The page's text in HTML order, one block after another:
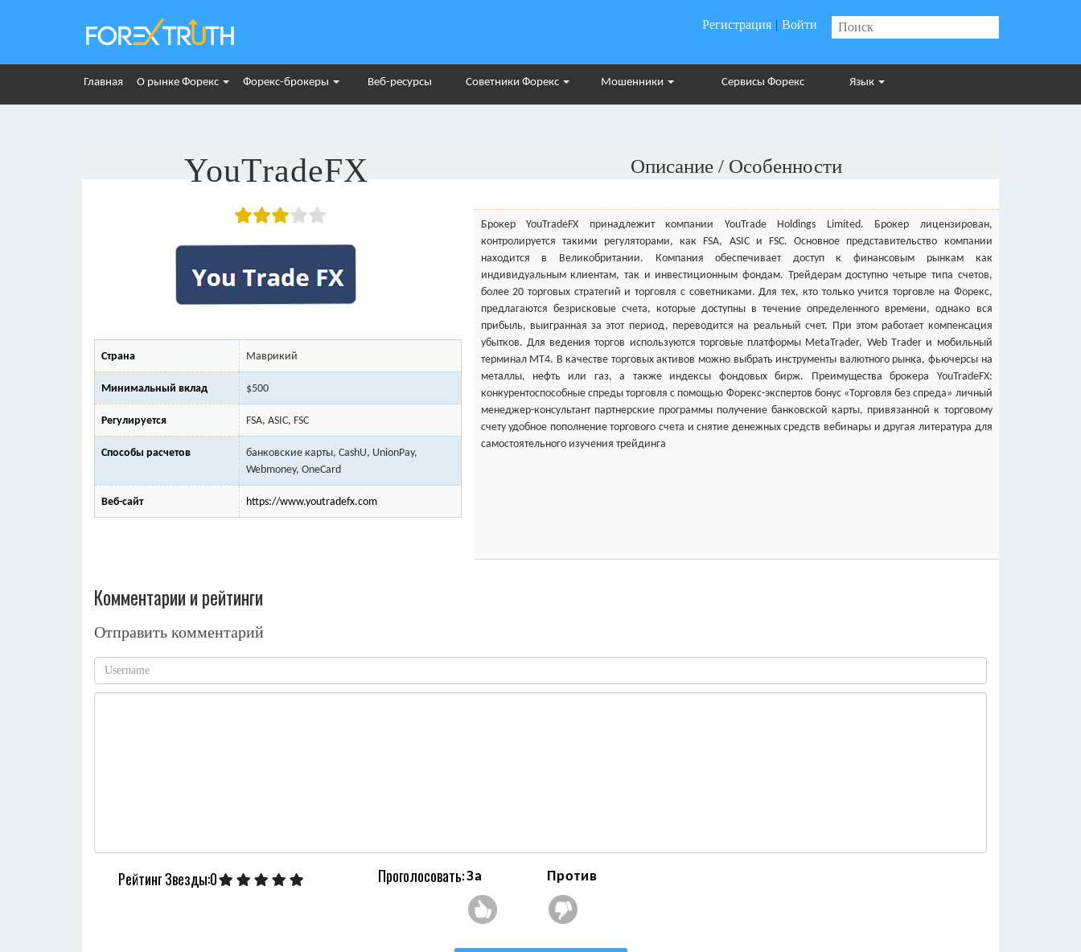
Регистрация | Войти
Главная О рынке Форекс Форекс-брокеры Веб-ресурсы Советники Форекс Мошенники Сервисы Форекс Язык
YouTradeFX
Страна Маврикий
Минимальный вклад $500
Регулируется FSA, ASIC, FSC
Способы расчетов
банковские карты, CashU, UnionPay,
Webmoney, OneCard
Веб-сайт https://www.youtradefx.com
Описание / Особенности
Брокер YouTradeFX принадлежит компании YouTrade Holdings Limited. Брокер лицензирован,
контролируется такими регуляторами, как FSA, ASIC и FSC. Основное представительство компании
находится в Великобритании. Компания обеспечивает доступ к финансовым рынкам как
индивидуальным клиентам, так и инвестиционным фондам. Трейдерам доступно четыре типа счетов,
более 20 торговых стратегий и торговля с советниками. Для тех, кто только учится торговле на Форекс,
предлагаются безрисковые счета, которые доступны в течение определенного времени, однако вся
прибыль, выигранная за этот период, переводится на реальный счет. При этом работает компенсация
убытков. Для ведения торгов используются торговые платформы МetaTrader, Web Тrader и мобильный
терминал МТ4. В качестве торговых активов можно выбрать инструменты валютного рынка, фьючерсы на
металлы, нефть или газ, а также индексы фондовых бирж. Преимущества брокера YouTradeFX:
конкурентоспособные спреды торговля с помощью Форекс-экспертов бонус «Торговля без спреда» личный
менеджер-консультант партнерские программы получение банковской карты, привязанной к торговому
счету удобное пополнение торгового счета и снятие денежных средств вебинары и другая литература для
самостоятельного изучения трейдинга
Комментарии и рейтинги
Отправить комментарий
Рейтинг Звезды:0 Проголосовать:За Против